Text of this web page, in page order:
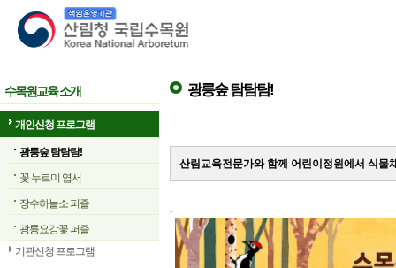
산림청 국립수목원
수목원교육 소개
개인신청 프로그램
광릉숲 탐탐탐!
꽃 누르미 엽서
장수하늘소 퍼즐
광릉요강꽃 퍼즐
기관신청 프로그램
광릉숲 탐탐탐!
산림교육전문가와 함께 어린이정원에서 식물
.